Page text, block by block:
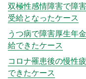
双極性感情障害で障
受給となったケース
うつ病で障害厚生年
給できたケース
コロナ罹患後の慢性
できたケース